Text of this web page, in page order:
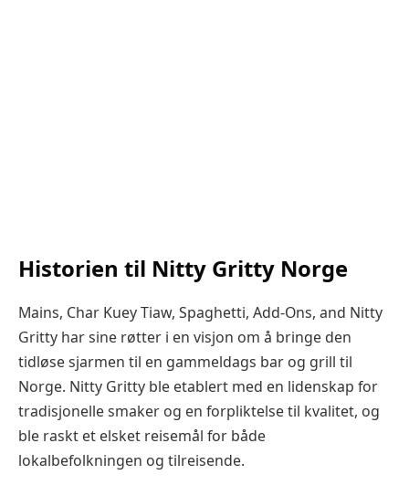
Historien til Nitty Gritty Norge
Mains, Char Kuey Tiaw, Spaghetti, Add-Ons, and Nitty
Gritty har sine røtter i en visjon om å bringe den
tidløse sjarmen til en gammeldags bar og grill til
Norge. Nitty Gritty ble etablert med en lidenskap for
tradisjonelle smaker og en forpliktelse til kvalitet, og
ble raskt et elsket reisemål for både
lokalbefolkningen og tilreisende.